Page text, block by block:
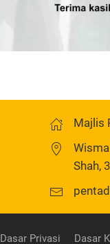
Majlis
Shah,
Dasar Privasi Dasar